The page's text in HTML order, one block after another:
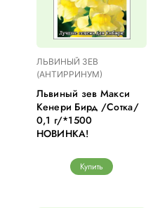
ЛЬВИНЫЙ ЗЕВ
(АНТИРРИНУМ)
Львиный зев Макси
Кенери Бирд /Сотка/
0,1 г/*1500
НОВИНКА!
Купить